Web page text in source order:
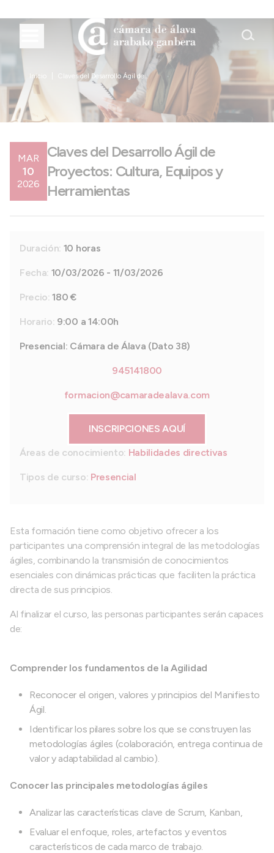
Inicio Claves del Desarrollo Ágil de...
MAR
10
2026
Claves del Desarrollo Ágil de
Proyectos: Cultura, Equipos y
Herramientas
Duración: 10 horas
Fecha: 10/03/2026 - 11/03/2026
Precio:180 €
Horario: 9:00 a 14:00h
Presencial: Cámara de Álava (Dato 38)
945141800
formacion@camaradealava.com
INSCRIPCIONES AQUÍ
Áreas de conocimiento: Habilidades directivas
Tipos de curso: Presencial
Esta formación tiene como objetivo ofrecer a los
participantes una comprensión integral de las metodologías
ágiles, combinando la transmisión de conocimientos
esenciales con dinámicas prácticas que faciliten la práctica
directa de sus principios.
Al finalizar el curso, las personas participantes serán capaces
de:
Comprender los fundamentos de la Agilidad
Reconocer el origen, valores y principios del Manifiesto
Ágil.
Identificar los pilares sobre los que se construyen las
metodologías ágiles (colaboración, entrega continua de
valor y adaptabilidad al cambio).
Conocer las principales metodologías ágiles
Analizar las características clave de Scrum, Kanban,
Evaluar el enfoque, roles, artefactos y eventos
característicos de cada marco de trabajo.